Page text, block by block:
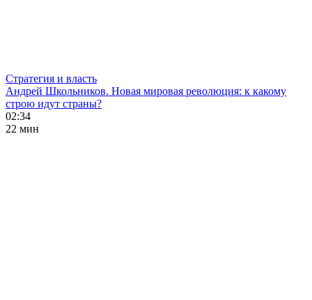
Стратегия и власть
Андрей Школьников. Новая мировая революция: к какому
строю идут страны?
02:34
22 мин